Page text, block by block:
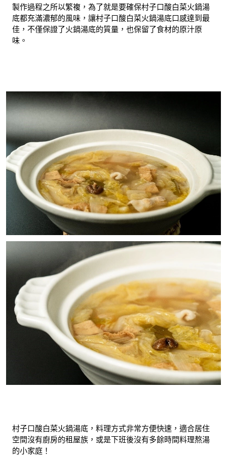
製作過程之所以繁複，為了就是要確保村子口酸白菜火鍋湯
底都充滿濃郁的風味，讓村子口酸白菜火鍋湯底口感達到最
佳，不僅保證了火鍋湯底的質量，也保留了食材的原汁原
味。
村子口酸白菜火鍋湯底，料理方式非常方便快速，適合居住
空間沒有廚房的租屋族，或是下班後沒有多餘時間料理熬湯
的小家庭！